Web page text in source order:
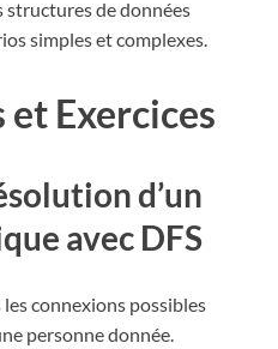
structures de données
simples et complexes.
et Exercices
d’un
avec DFS
connexions possibles
personne donnée.